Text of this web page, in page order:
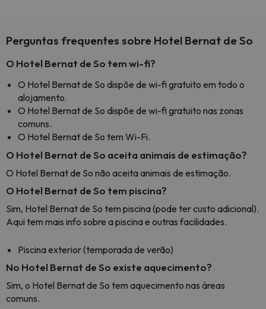
Perguntas frequentes sobre Hotel Bernat de So
O Hotel Bernat de So tem wi-fi?
O Hotel Bernat de So dispõe de wi-fi gratuito em todo o
alojamento.
O Hotel Bernat de So dispõe de wi-fi gratuito nas zonas
comuns.
O Hotel Bernat de So tem Wi-Fi.
O Hotel Bernat de So aceita animais de estimação?
O Hotel Bernat de So não aceita animais de estimação.
O Hotel Bernat de So tem piscina?
Sim, Hotel Bernat de So tem piscina (pode ter custo adicional).
Aqui tem mais info sobre a piscina e outras facilidades.
Piscina exterior (temporada de verão)
No Hotel Bernat de So existe aquecimento?
Sim, o Hotel Bernat de So tem aquecimento nas áreas
comuns.